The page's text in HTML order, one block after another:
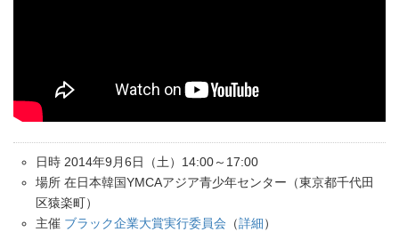
日時 2014年9月6日（土）14:00～17:00
場所 在日本韓国YMCAアジア青少年センター（東京都千代田
区猿楽町）
主催 ブラック企業大賞実行委員会 （詳細）